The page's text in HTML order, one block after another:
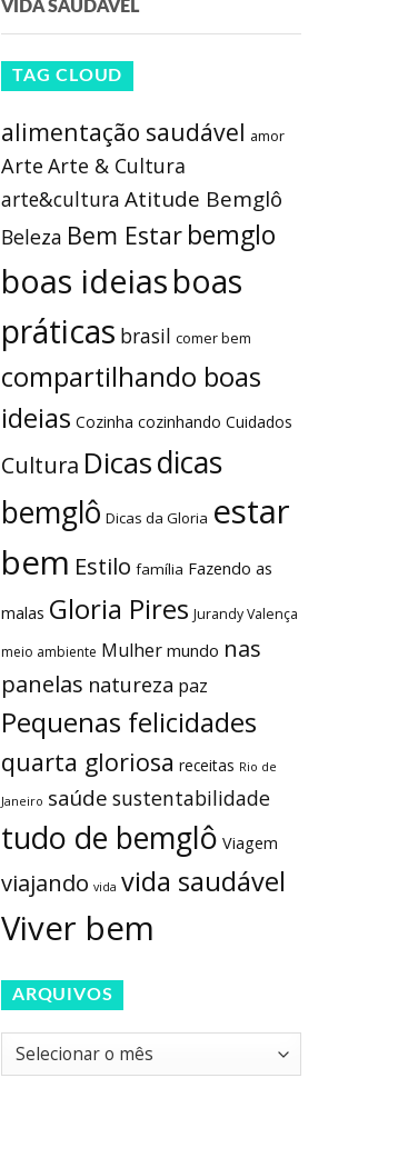
VIDA SAUDÁVEL
TAG CLOUD
alimentação saudável amor
Arte Arte & Cultura
arte&cultura Atitude Bemglô
Beleza Bem Estar bemglo
boas ideiasboas
práticas brasil comer bem
compartilhando boas
ideias Cozinha cozinhando Cuidados
Cultura Dicasdicas
bemglô Dicas da Gloria estar
bem Estilo família Fazendo as
malas Gloria Pires Jurandy Valença
meio ambiente Mulher mundo nas
panelas natureza paz
Pequenas felicidades
quarta gloriosa receitas Rio de
Janeiro saúde sustentabilidade
tudo de bemglô Viagem
viajando vida vida saudável
Viver bem
ARQUIVOS
Arquivos